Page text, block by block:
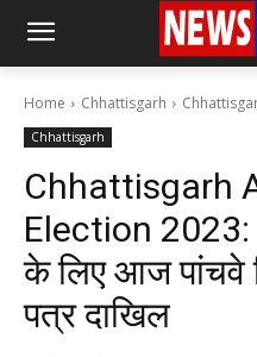
Home Chhattisgarh
Chhattisgarh
Chhattisgarh
Election 2023:
के लिए आज पांचवे
पत्र दाखिल